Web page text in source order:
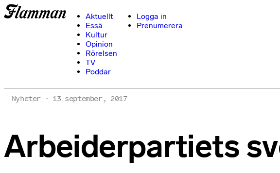
Aktuellt
Essä
Kultur
Opinion
Rörelsen
TV
Poddar
Logga in
Prenumerera
Nyheter 13 september, 2017
Arbeiderpartiets